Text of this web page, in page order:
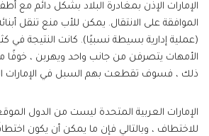
الإمارات الإذن بمغادرة البلاد بشكل دائم مع
الموافقة على الانتقال. يمكن للأب منع تنقل
(عملية إدارية بسيطة نسبيًا). كانت النتيجة في
الأمهات يتصرفن من جانب واحد ويهربن ، خوفًا
ذلك ، فسوف تقطعت بهم السبل في الإمارات
الإمارات العربية المتحدة ليست من الدول
للاختطاف ، وبالتالي فإن ما يمكن أن يكون